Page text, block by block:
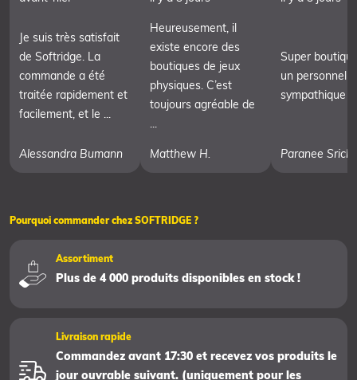
Je suis très satisfait
de Softridge. La
commande a été
traitée rapidement et
facilement, et le ...
Alessandra Bumann
Heureusement, il
existe encore des
boutiques de jeux
physiques. C’est
toujours agréable de
...
Matthew H.
Super
un personnel
sympathique
Paranee
Pourquoi commander chez SOFTRIDGE ?
Assortiment
Plus de 4 000 produits disponibles en stock !
Livraison rapide
Commandez avant 17:30 et recevez vos produits le
jour ouvrable suivant. (uniquement pour les